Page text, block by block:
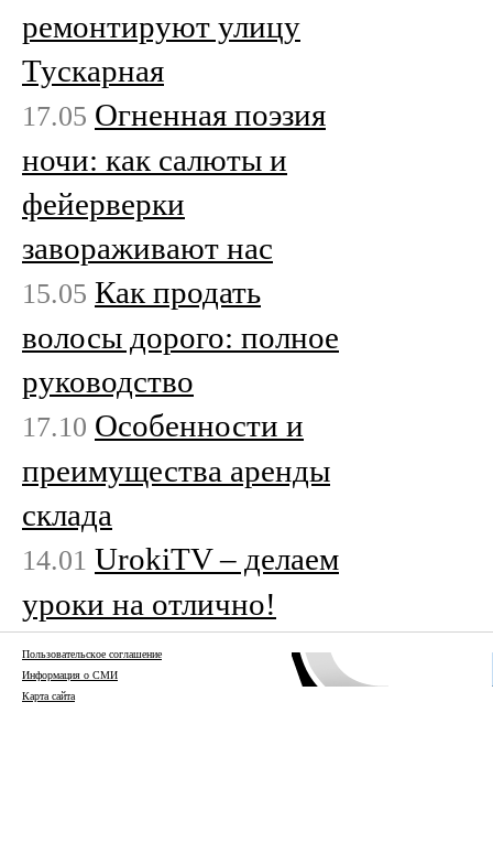
ремонтируют улицу
Тускарная
17.05 Огненная поэзия
ночи: как салюты и
фейерверки
завораживают нас
15.05 Как продать
волосы дорого: полное
руководство
17.10 Особенности и
преимущества аренды
склада
14.01 UrokiTV – делаем
уроки на отлично!
Пользовательское соглашение
Информация о СМИ
Карта сайта